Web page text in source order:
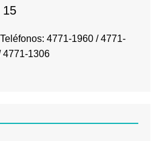
15
4771-1960 / 4771-
4771-1306